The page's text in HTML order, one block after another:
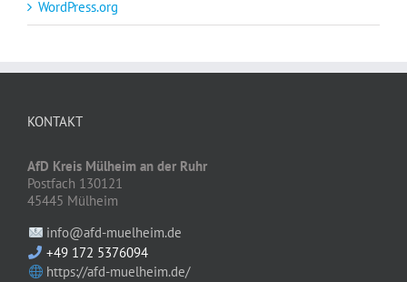
WordPress.org
KONTAKT
AfD Kreis Mülheim an der Ruhr
Postfach 130121
45445 Mülheim
info@afd-muelheim.de
+49 172 5376094
https://afd-muelheim.de/